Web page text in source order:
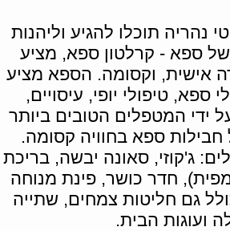
נהריה תוכלו להגיע וליהנות
ספא - קרלטון ספא, מציע
אישית, וקסומה. הספא מציע
ספא, טיפולי יופי, עיסויים,
ידי המטפלים הטובים ביותר
חבילות ספא בחוויה קסומה.
ג'קוזי, סאונה יבשה, בריכת
חדר כושר, פינת מנוחה
גם חליטות צמחים, שתייה
ועוגות הבית.